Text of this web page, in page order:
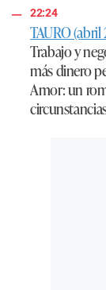
22:24
TAURO (abril
Trabajo y
más dinero
Amor:un